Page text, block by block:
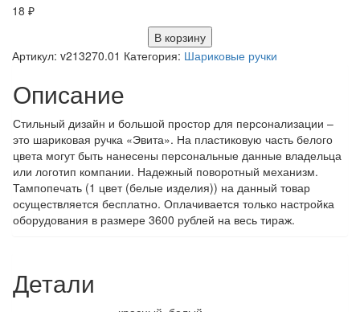
18 ₽
В корзину
Артикул: v213270.01 Категория: Шариковые ручки
Описание
Стильный дизайн и большой простор для персонализации –
это шариковая ручка «Эвита». На пластиковую часть белого
цвета могут быть нанесены персональные данные владельца
или логотип компании. Надежный поворотный механизм.
Тампопечать (1 цвет (белые изделия)) на данный товар
осуществляется бесплатно. Оплачивается только настройка
оборудования в размере 3600 рублей на весь тираж.
Детали